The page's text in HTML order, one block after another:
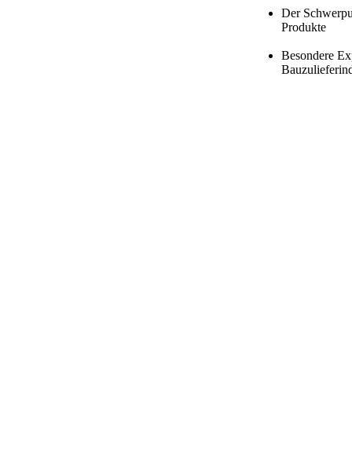
Der
Produkte
Besondere